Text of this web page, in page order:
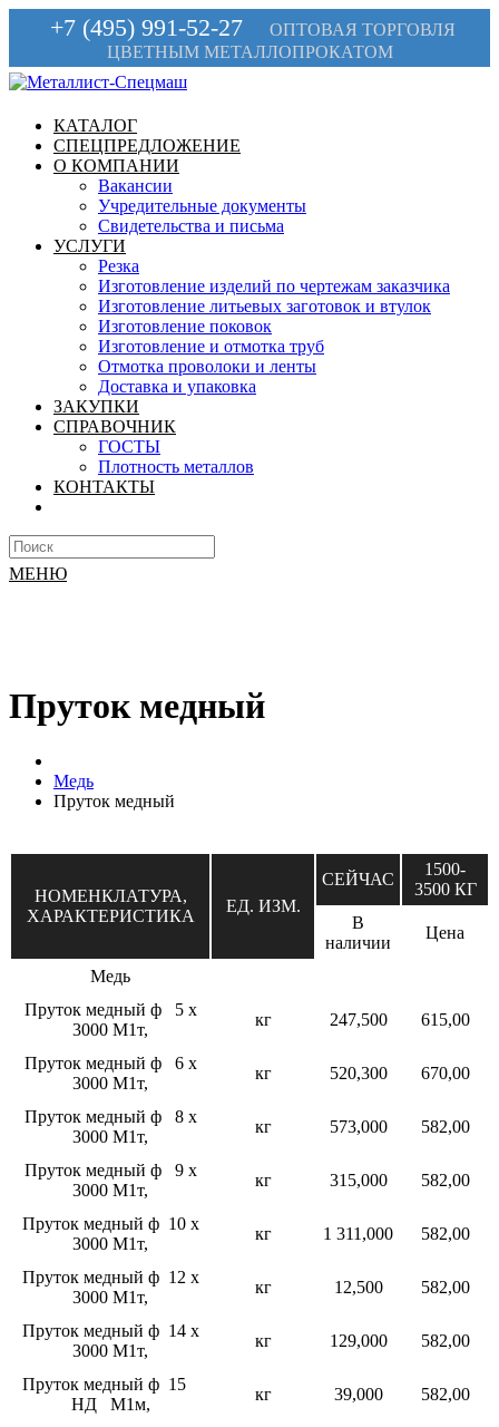
+7 (495) 991-52-27
ОПТОВАЯ ТОРГОВЛЯ
ЦВЕТНЫМ МЕТАЛЛОПРОКАТОМ
КАТАЛОГ
СПЕЦПРЕДЛОЖЕНИЕ
О КОМПАНИИ
Вакансии
Учредительные документы
Свидетельства и письма
УСЛУГИ
Резка
Изготовление изделий по чертежам заказчика
Изготовление литьевых заготовок и втулок
Изготовление поковок
Изготовление и отмотка труб
Отмотка проволоки и ленты
Доставка и упаковка
ЗАКУПКИ
СПРАВОЧНИК
ГОСТЫ
Плотность металлов
КОНТАКТЫ
МЕНЮ
Пруток медный
Медь
Пруток медный
НОМЕНКЛАТУРА,
ХАРАКТЕРИСТИКА
ЕД. ИЗМ.
СЕЙЧАС
1500-
3500 КГ
В
наличии
Цена
Медь
Пруток медный ф 5 х
3000 М1т,
кг 247,500 615,00
Пруток медный ф 6 х
3000 М1т,
кг 520,300 670,00
Пруток медный ф 8 х
3000 М1т,
кг 573,000 582,00
Пруток медный ф 9 х
3000 М1т,
кг 315,000 582,00
Пруток медный ф 10 х
3000 М1т,
кг 1 311,000 582,00
Пруток медный ф 12 х
3000 М1т,
кг 12,500 582,00
Пруток медный ф 14 х
3000 М1т,
кг 129,000 582,00
Пруток медный ф 15
НД М1м,
кг 39,000 582,00